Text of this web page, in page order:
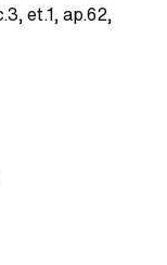
et.1, ap.62,